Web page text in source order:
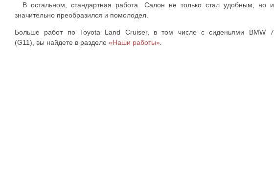
В остальном, стандартная работа. Салон не только стал удобным, но и
значительно преобразился и помолодел.
Больше работ по Toyota Land Cruiser, в том числе с сиденьями BMW 7
(G11), вы найдете в разделе «Наши работы»